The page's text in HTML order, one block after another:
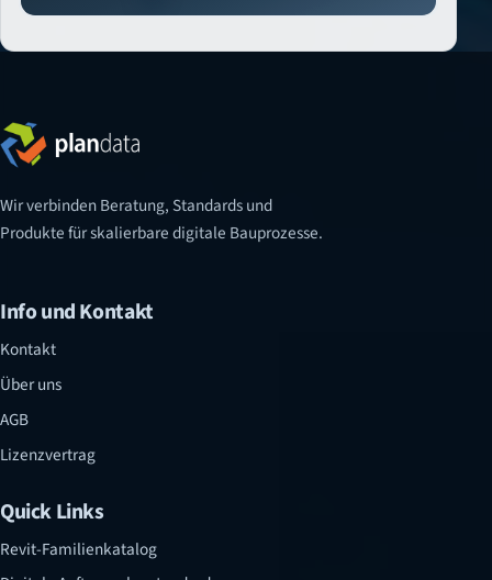
Wir verbinden Beratung, Standards und
Produkte für skalierbare digitale Bauprozesse.
Info und Kontakt
Kontakt
Über uns
AGB
Lizenzvertrag
Quick Links
Revit-Familienkatalog